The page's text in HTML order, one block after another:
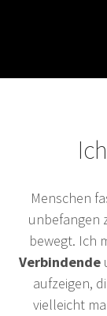
Menschen
unbefangen
bewegt. Ich
Verbindende
aufzeigen,
vielleicht